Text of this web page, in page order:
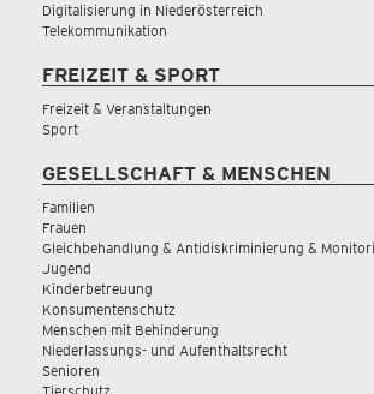
Digitalisierung in Niederösterreich
Telekommunikation
FREIZEIT & SPORT
Freizeit & Veranstaltungen
Sport
GESELLSCHAFT & MENSCHEN
Familien
Frauen
Gleichbehandlung & Antidiskriminierung &
Jugend
Kinderbetreuung
Konsumentenschutz
Menschen mit Behinderung
Niederlassungs- und Aufenthaltsrecht
Senioren